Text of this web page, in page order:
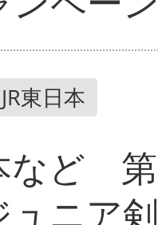
JR東日本
など
ュニア